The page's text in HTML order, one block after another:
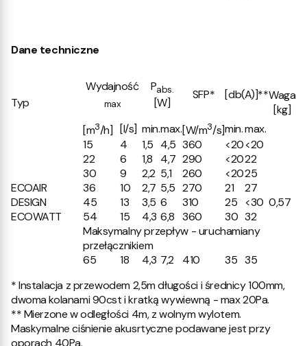
Dane techniczne
Typ
Wydajność
max
Pabs.
[W]
SFP* [db(A)]**Waga
[kg]
[m3/h] [l/s] min.max.[W/m3/s]min.max.
ECOAIR
DESIGN
ECOWATT
15 4 1,5 4,5 360 <20<20
0,57
22 6 1,8 4,7 290 <2022
30
9 2,2 5,1 260 <2025
36
10 2,7 5,5 270 21
27
45
13 3,5 6 310 25 <30
54
15 4,3 6,8 360 30 32
Maksymalny przepływ - uruchamiany
przełącznikiem
65
18 4,3 7,2 410 35 35
* Instalacja z przewodem 2,5m długości i średnicy 100mm,
dwoma kolanami 90cst i kratką wywiewną - max 20Pa.
** Mierzone w odległości 4m, z wolnym wylotem.
Maskymalne ciśnienie akusrtyczne podawane jest przy
oporach 40Pa.